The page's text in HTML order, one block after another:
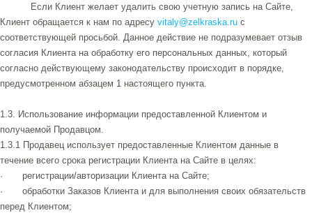
Если Клиент желает удалить свою учетную запись на Сайте,
Клиент обращается к нам по адресу vitaly@zelkraska.ru с
соответствующей просьбой. Данное действие не подразумевает отзыв
согласия Клиента на обработку его персональных данных, который
согласно действующему законодательству происходит в порядке,
предусмотренном абзацем 1 настоящего пункта.
1.3. Использование информации предоставленной Клиентом и
получаемой Продавцом.
1.3.1 Продавец использует предоставленные Клиентом данные в
течение всего срока регистрации Клиента на Сайте в целях:
· регистрации/авторизации Клиента на Сайте;
· обработки Заказов Клиента и для выполнения своих обязательств
перед Клиентом;